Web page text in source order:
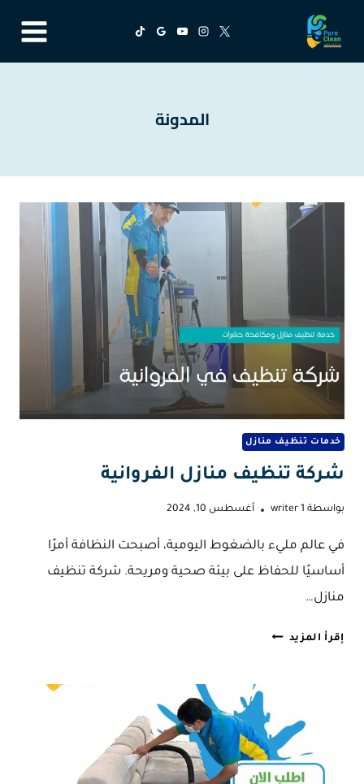
المحتوى
المدونة
خدمات تنظيف منازل
شركة تنظيف منازل الفروانية
بواسطة writer 1 أغسطس 10, 2024
في عالم مليء بالضغوط اليومية، أصبحت النظافة أمرًا
أساسيًا للحفاظ على بيئة صحية ومريحة. شركة تنظيف
منازل…
إقرأ المزيد شركة
الفروانية